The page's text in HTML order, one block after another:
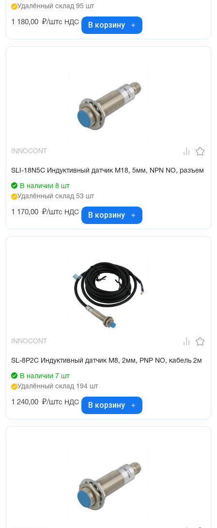
Удалённый склад 95 шт
1 180,00 ₽/штс НДС В корзину
INNOCONT
SLI-18N5C Индуктивный датчик М18, 5мм, NPN NO, разъем
В наличии 8 шт
Удалённый склад 53 шт
1 170,00 ₽/штс НДС В корзину
INNOCONT
SL-8P2C Индуктивный датчик М8, 2мм, PNP NO, кабель 2м
В наличии 7 шт
Удалённый склад 194 шт
1 240,00 ₽/штс НДС В корзину